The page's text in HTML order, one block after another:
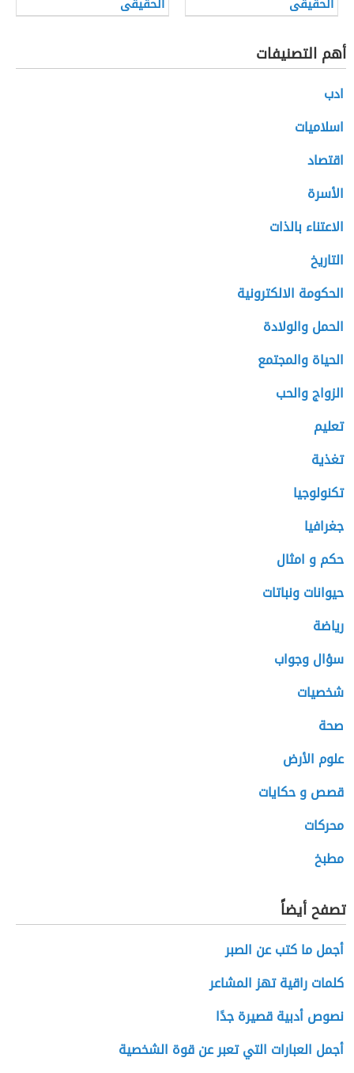
أهم التصنيفات
ادب
اسلاميات
اقتصاد
الأسرة
الاعتناء بالذات
التاريخ
الحكومة الالكترونية
الحمل والولادة
الحياة والمجتمع
الزواج والحب
تعليم
تغذية
تكنولوجيا
جغرافيا
حكم و امثال
حيوانات ونباتات
رياضة
سؤال وجواب
شخصيات
صحة
علوم الأرض
قصص و حكايات
محركات
مطبخ
تصفح أيضاً
أجمل ما كتب عن الصبر
كلمات راقية تهز المشاعر
نصوص أدبية قصيرة جدًا
أجمل العبارات التي تعبر عن قوة الشخصية